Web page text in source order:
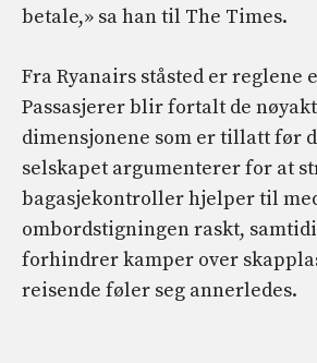
betale,» sa han til The Times.
Fra Ryanairs ståsted er reglene
Passasjerer blir fortalt de
dimensjonene som er tillatt før
selskapet argumenterer for at
bagasjekontroller hjelper til
ombordstigningen raskt,
forhindrer kamper over
reisende føler seg annerledes.